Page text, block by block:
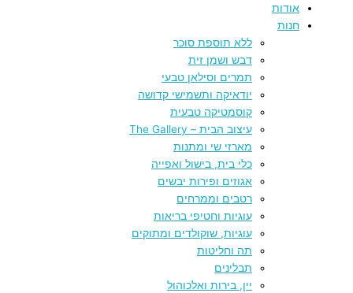
אודות
חנות
ללא תוספת סוכר
דבש ושמן זית
תמרים וסילאן טבעי
יודאיקה ותשמישי קדושה
קוסמטיקה טבעית
עיצוב הבית – The Gallery
מארזי שי ומתנות
כלי בית, בישול ואפייה
אגוזים ופירות יבשים
רטבים וממרחים
עוגיות וחטיפי בריאות
עוגיות, שוקולדים ומתוקים
תה וחליטות
תבלינים
יין, בירות ואלכוהול